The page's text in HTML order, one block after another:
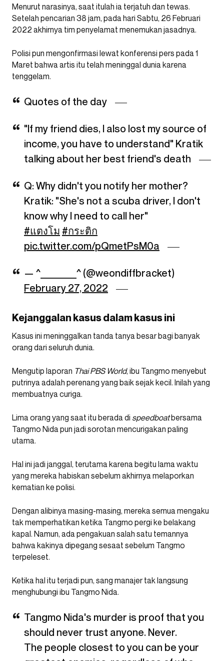
Menurut narasinya, saat itulah ia terjatuh dan tewas.
Setelah pencarian 38 jam, pada hari Sabtu, 26 Februari
2022 akhirnya tim penyelamat menemukan jasadnya.
Polisi pun mengonfirmasi lewat konferensi pers pada 1
Maret bahwa artis itu telah meninggal dunia karena
tenggelam.
Quotes of the day
"If my friend dies, I also lost my source of
income, you have to understand" Kratik
talking about her best friend's death
Q: Why didn't you notify her mother?
Kratik: "She's not a scuba driver, I don't
know why I need to call her"
#แตงโม #กระติก
pic.twitter.com/pQmetPsM0a
— ^_________^ (@weondiffbracket)
February 27, 2022
Kejanggalan kasus dalam kasus ini
Kasus ini meninggalkan tanda tanya besar bagi banyak
orang dari seluruh dunia.
Mengutip laporan Thai PBS World, ibu Tangmo menyebut
putrinya adalah perenang yang baik sejak kecil. Inilah yang
membuatnya curiga.
Lima orang yang saat itu berada di speedboatbersama
Tangmo Nida pun jadi sorotan mencurigakan paling
utama.
Hal ini jadi janggal, terutama karena begitu lama waktu
yang mereka habiskan sebelum akhirnya melaporkan
kematian ke polisi.
Dengan alibinya masing-masing, mereka semua mengaku
tak memperhatikan ketika Tangmo pergi ke belakang
kapal. Namun, ada pengakuan salah satu temannya
bahwa kakinya dipegang sesaat sebelum Tangmo
terpeleset.
Ketika hal itu terjadi pun, sang manajer tak langsung
menghubungi ibu Tangmo Nida.
Tangmo Nida's murder is proof that you
should never trust anyone. Never.
The people closest to you can be your